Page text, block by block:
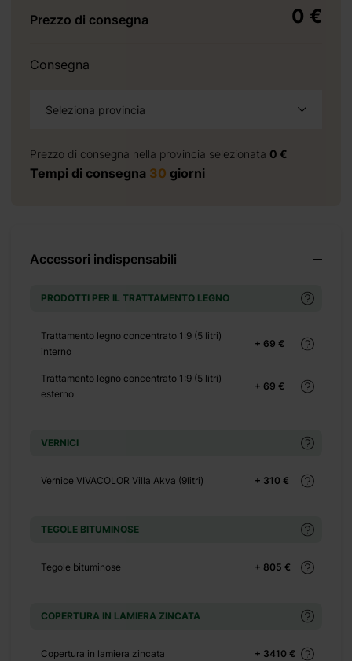
Prezzo di consegna 0 €
Consegna
Seleziona provincia
Prezzo di consegna nella provincia selezionata 0 €
Tempi di consegna 30 giorni
Accessori indispensabili
PRODOTTI PER IL TRATTAMENTO LEGNO
+ 69 €
Trattamento legno concentrato 1:9 (5 litri)
interno
+ 69 €
Trattamento legno concentrato 1:9 (5 litri)
esterno
VERNICI
+ 310 €
Vernice VIVACOLOR Villa Akva (9litri)
TEGOLE BITUMINOSE
+ 805 €
Tegole bituminose
COPERTURA IN LAMIERA ZINCATA
+ 3410 €
Copertura in lamiera zincata
+ 3410 €
+ 966 €
+ 3830 €
+ 5171 €
+ 0 €
+ 500 €